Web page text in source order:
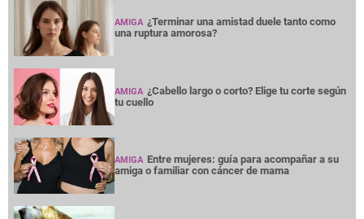
AMIGA ¿Terminar una amistad duele tanto como
una ruptura amorosa?
AMIGA ¿Cabello largo o corto? Elige tu corte según
tu cuello
AMIGA Entre mujeres: guía para acompañar a su
amiga o familiar con cáncer de mama